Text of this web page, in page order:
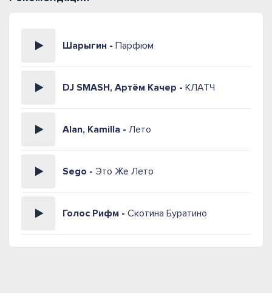
Шарыгин - Парфюм
DJ SMASH, Артём Качер - КЛАТЧ
Alan, Kamilla - Лето
Sego - Это Же Лето
Голос Рифм - Скотина Буратино